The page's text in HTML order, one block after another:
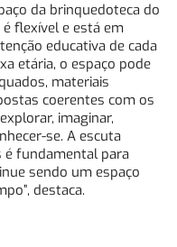
da brinquedoteca do
é flexível e está em
educativa de cada
etária, o espaço pode
materiais
coerentes com os
imaginar,
se. A escuta
é fundamental para
sendo um espaço
destaca.